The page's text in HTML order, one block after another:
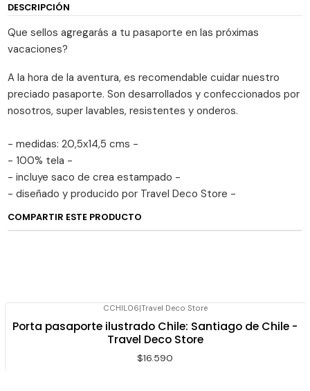
DESCRIPCIÓN
Que sellos agregarás a tu pasaporte en las próximas
vacaciones?
A la hora de la aventura, es recomendable cuidar nuestro
preciado pasaporte. Son desarrollados y confeccionados por
nosotros, super lavables, resistentes y onderos.
- medidas: 20,5x14,5 cms -
- 100% tela -
- incluye saco de crea estampado -
- diseñado y producido por Travel Deco Store -
COMPARTIR ESTE PRODUCTO
CCHIL06|Travel Deco Store
Porta pasaporte ilustrado Chile: Santiago de Chile -
Travel Deco Store
$16.590